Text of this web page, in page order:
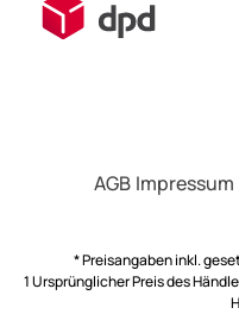
AGB Impressum
* Preisangaben inkl.
1 Ursprünglicher Preis des